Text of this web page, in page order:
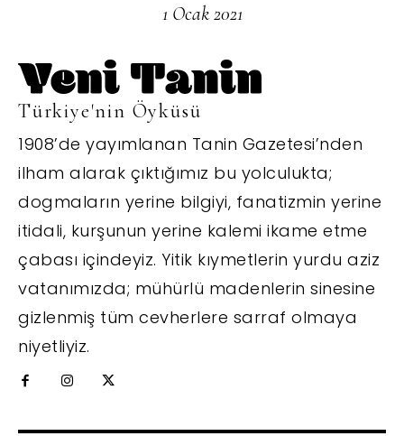
1 Ocak 2021
Türkiye'nin Öyküsü
1908’de yayımlanan Tanin Gazetesi’nden
ilham alarak çıktığımız bu yolculukta;
dogmaların yerine bilgiyi, fanatizmin yerine
itidali, kurşunun yerine kalemi ikame etme
çabası içindeyiz. Yitik kıymetlerin yurdu aziz
vatanımızda; mühürlü madenlerin sinesine
gizlenmiş tüm cevherlere sarraf olmaya
niyetliyiz.